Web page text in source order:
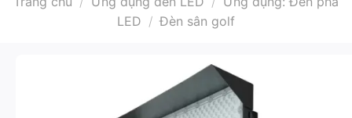
LED / Đèn sân golf